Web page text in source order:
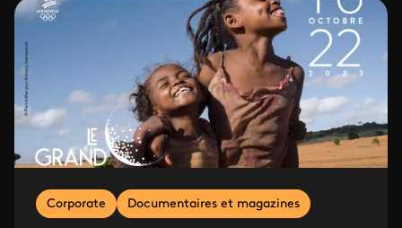
Corporate Documentaires et magazines